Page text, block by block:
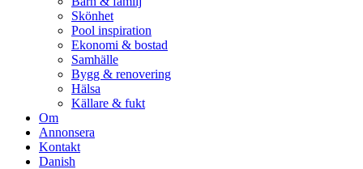
Skönhet
Pool inspiration
Ekonomi & bostad
Samhälle
Bygg & renovering
Hälsa
Källare & fukt
Om
Annonsera
Kontakt
Danish